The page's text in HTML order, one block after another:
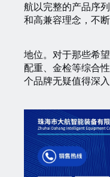
航以完整的产品序
和高兼容理念，不
地位。对于那些希
配重、金检等综合
个品牌无疑值得深